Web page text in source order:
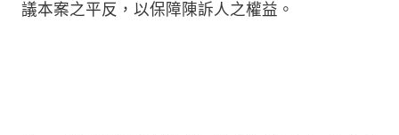
議本案之平反，以保障陳訴人之權益。